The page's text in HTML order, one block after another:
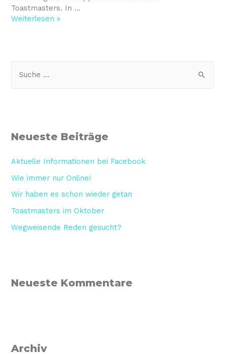
Toastmasters. In …
Weiterlesen »
Neueste Beiträge
Aktuelle Informationen bei Facebook
Wie immer nur Online!
Wir haben es schon wieder getan
Toastmasters im Oktober
Wegweisende Reden gesucht?
Neueste Kommentare
Archiv